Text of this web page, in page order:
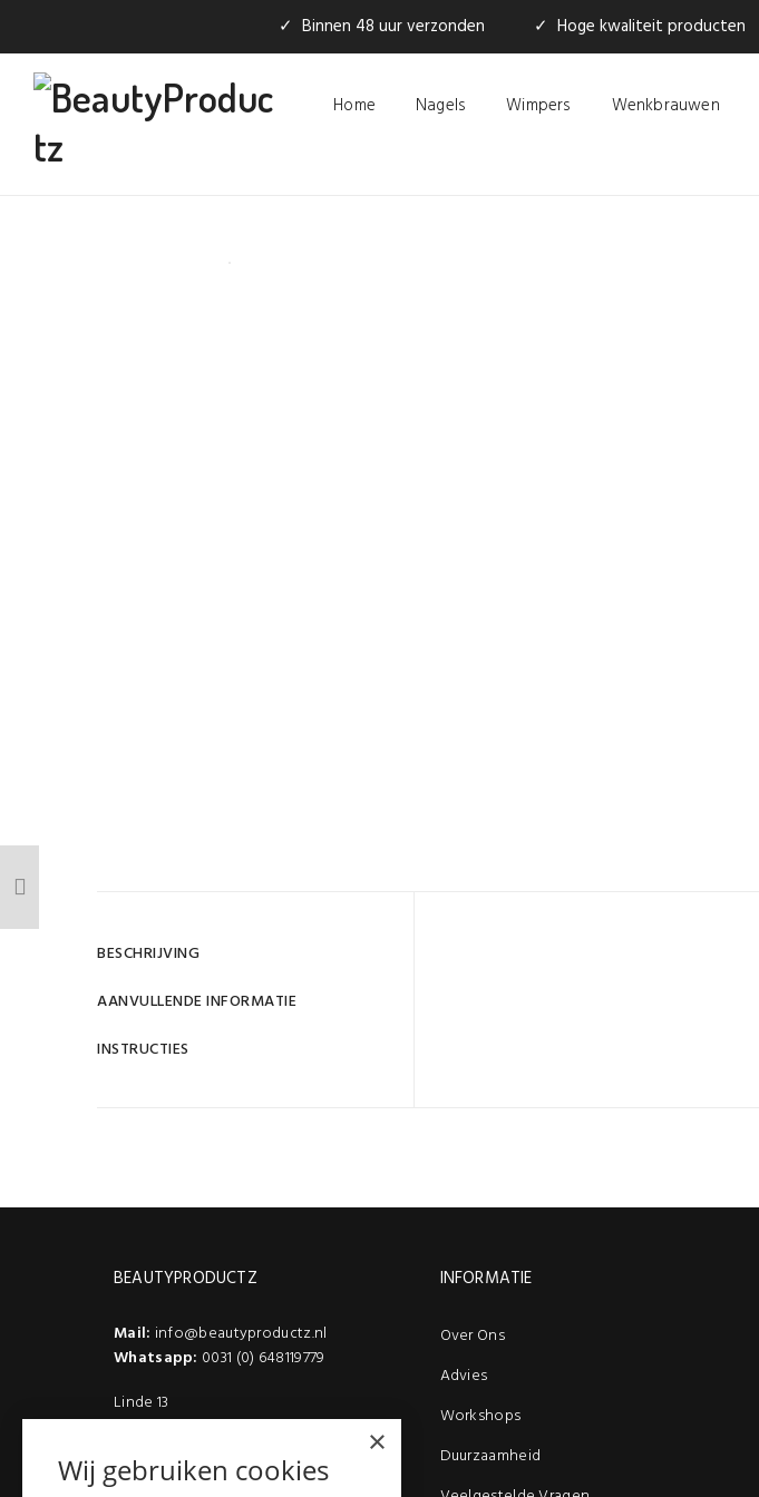
✓ Binnen 48 uur verzonden ✓ Hoge kwaliteit producten
Home Nagels Wimpers Wenkbrauwen
BESCHRIJVING
AANVULLENDE INFORMATIE
INSTRUCTIES
BEAUTYPRODUCTZ
Mail: info@beautyproductz.nl
Whatsapp: 0031 (0) 648119779
Linde 13
5509 NH Veldhoven
INFORMATIE
Over Ons
Advies
Workshops
Duurzaamheid
×
Wij gebruiken cookies